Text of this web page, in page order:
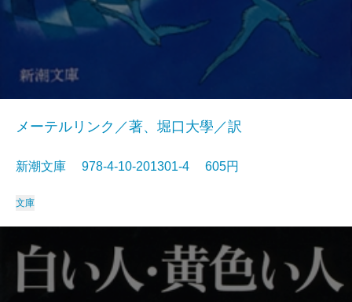
メーテルリンク／著、堀口大學／訳
新潮文庫 978-4-10-201301-4 605円
文庫